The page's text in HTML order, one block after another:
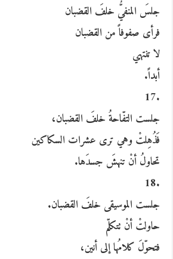
جلسَ المنفيُّ خلفَ القضبان
فرأى صفوفاً من القضبان
لا تنتهي
أبداً.
.17
جلست التفّاحةُ خلفَ القضبان،
فَذُهِلتْ وهي ترى عشرات السكاكين
تحاولُ أنْ تنهشَ جسدَها.
.18
جلست الموسيقى خلفَ القضبان.
حاولتْ أنْ تتكلّم
فتحوّلَ كلامُها إلى أنين،